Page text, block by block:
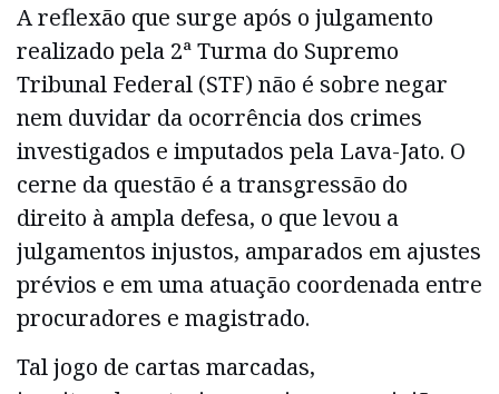
A reflexão que surge após o julgamento
realizado pela 2ª Turma do Supremo
Tribunal Federal (STF) não é sobre negar
nem duvidar da ocorrência dos crimes
investigados e imputados pela Lava-Jato. O
cerne da questão é a transgressão do
direito à ampla defesa, o que levou a
julgamentos injustos, amparados em ajustes
prévios e em uma atuação coordenada entre
procuradores e magistrado.
Tal jogo de cartas marcadas,